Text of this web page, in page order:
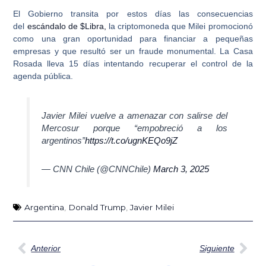
El Gobierno transita por estos días las consecuencias
del escándalo de $Libra, la criptomoneda que Milei promocionó
como una gran oportunidad para financiar a pequeñas
empresas y que resultó ser un fraude monumental. La Casa
Rosada lleva 15 días intentando recuperar el control de la
agenda pública.
Javier Milei vuelve a amenazar con salirse del
Mercosur porque “empobreció a los
argentinos”https://t.co/ugnKEQo9jZ
— CNN Chile (@CNNChile)March 3, 2025
Argentina Donald Trump ,Javier Milei
Ant
Anterior Siguiente